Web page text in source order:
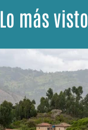
Lo más visto